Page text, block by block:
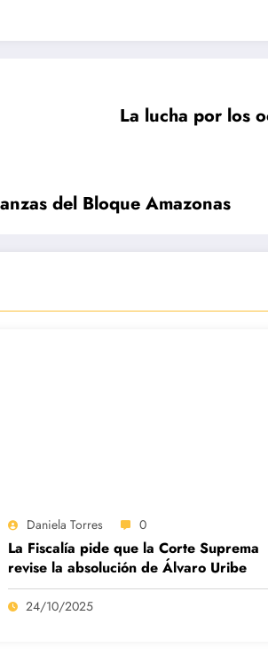
La lucha por los
del Bloque Amazonas
Daniela Torres 0
La Fiscalía pide que la Corte Suprema
revise la absolución de Álvaro Uribe
24/10/2025